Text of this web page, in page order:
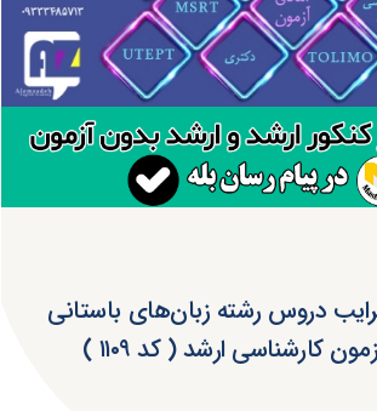
دروس رشته زبان‌های باستانی
کارشناسی ارشد ( کد ۱۱۰۹ )